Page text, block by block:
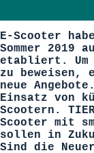
E-Scooter
Sommer 2019
etabliert. Um
zu beweisen,
neue
Einsatz von
Scootern.
Scooter mit
sollen in
Sind die